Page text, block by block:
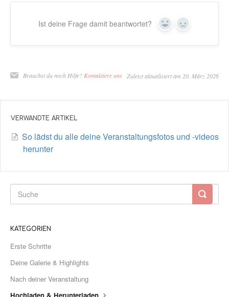
Ist deine Frage damit beantwortet? Ja Nein
Brauchst du noch Hilfe?Kontaktiere uns Zuletzt aktualisiert am 20. März 2026
VERWANDTE ARTIKEL
So lädst du alle deine Veranstaltungsfotos und -videos
herunter
KATEGORIEN
Erste Schritte
Deine Galerie & Highlights
Nach deiner Veranstaltung